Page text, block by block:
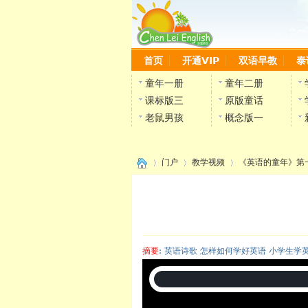
首页 开通VIP 双语早教 泰
童年一册 童年二册
课标版三
原版童话
老鼠男孩
概念版一
陈雷
门户 教学视频 《英语的童年》
摘要: 英语诗歌 怎样如何学好英语 小学生学